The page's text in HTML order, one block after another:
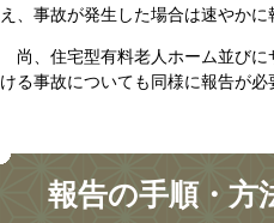
え、事故が発生した場合は速やかに
尚、住宅型有料老人ホーム並びに
ける事故についても同様に報告が必
報告の手順・方